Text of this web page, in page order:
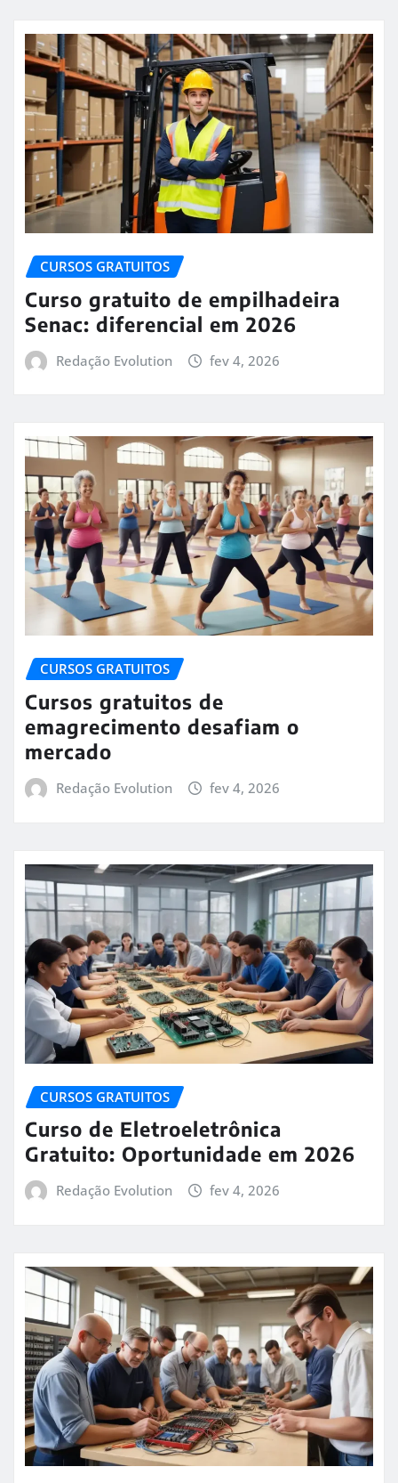
CURSOS GRATUITOS
Curso gratuito de empilhadeira
Senac: diferencial em 2026
Redação Evolution fev 4, 2026
CURSOS GRATUITOS
Cursos gratuitos de
emagrecimento desafiam o
mercado
Redação Evolution fev 4, 2026
CURSOS GRATUITOS
Curso de Eletroeletrônica
Gratuito: Oportunidade em 2026
Redação Evolution fev 4, 2026